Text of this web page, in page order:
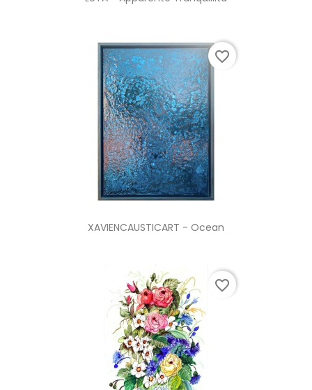
XAVIENCAUSTICART - Ocean
favorite_border
favorite_border